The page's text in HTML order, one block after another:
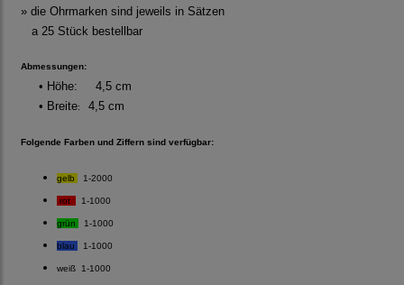
» die Ohrmarken sind jeweils in Sätzen
a 25 Stück bestellbar
Abmessungen:
• Höhe: 4,5 cm
• Breite: 4,5 cm
Folgende Farben und Ziffern sind verfügbar:
gelb 1-2000
rot 1-1000
grün 1-1000
blau 1-1000
weiß 1-1000